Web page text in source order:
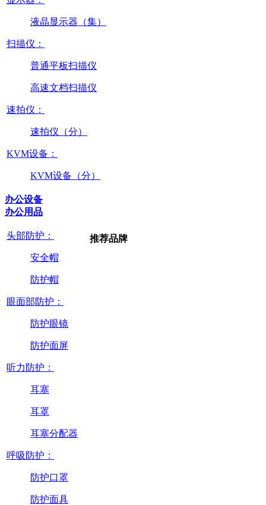
液晶显示器（集）
扫描仪：
普通平板扫描仪
高速文档扫描仪
速拍仪：
速拍仪（分）
KVM设备：
KVM设备（分）
办公设备
办公用品
头部防护：
安全帽
防护帽
眼面部防护：
防护眼镜
防护面屏
听力防护：
耳塞
耳罩
耳塞分配器
呼吸防护：
防护口罩
防护面具
推荐品牌